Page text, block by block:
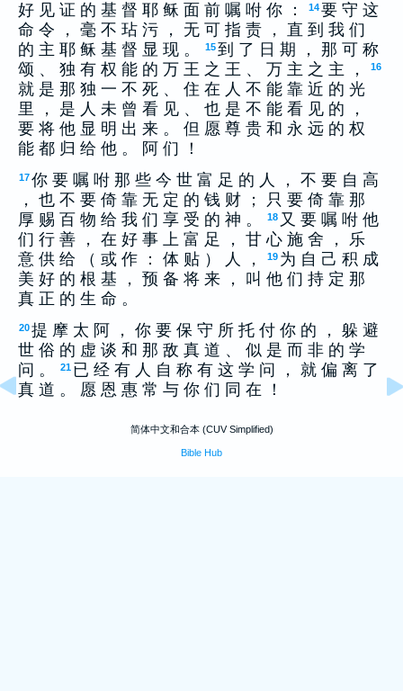
好 见 证 的 基 督 耶 稣 面 前 嘱 咐 你 ：
14要 守 这
命 令 ， 毫 不 玷 污 ， 无 可 指 责 ， 直 到 我 们
的 主 耶 稣 基 督 显 现 。
15到 了 日 期 ， 那 可 称
颂 、 独 有 权 能 的 万 王 之 王 、 万 主 之 主 ，
16
就 是 那 独 一 不 死 、 住 在 人 不 能 靠 近 的 光
里 ， 是 人 未 曾 看 见 、 也 是 不 能 看 见 的 ，
要 将 他 显 明 出 来 。 但 愿 尊 贵 和 永 远 的 权
能 都 归 给 他 。 阿 们 ！
17你 要 嘱 咐 那 些 今 世 富 足 的 人 ， 不 要 自 高
， 也 不 要 倚 靠 无 定 的 钱 财 ； 只 要 倚 靠 那
厚 赐 百 物 给 我 们 享 受 的 神 。
18 又 要 嘱 咐 他
们 行 善 ， 在 好 事 上 富 足 ， 甘 心 施 舍 ， 乐
意 供 给 （ 或 作 ： 体 贴 ） 人 ，
19 为 自 己 积 成
美 好 的 根 基 ， 预 备 将 来 ， 叫 他 们 持 定 那
真 正 的 生 命 。
20提 摩 太 阿 ， 你 要 保 守 所 托 付 你 的 ， 躲 避
世 俗 的 虚 谈 和 那 敌 真 道 、 似 是 而 非 的 学
问 。
21 已 经 有 人 自 称 有 这 学 问 ， 就 偏 离 了
真 道 。 愿 恩 惠 常 与 你 们 同 在 ！
简体中文和合本 (CUV Simplified)
Bible Hub